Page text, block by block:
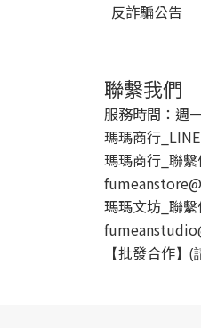
反詐騙公告
聯繫我們
服務時間：週
瑪瑪商行
瑪瑪商行_聯繫
瑪瑪文坊_聯繫
【批發合作】(